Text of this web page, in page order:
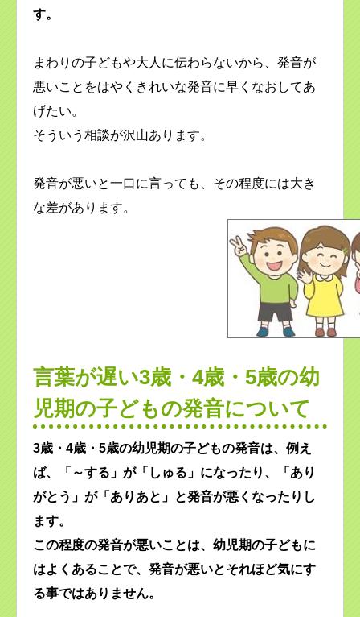
す。
まわりの子どもや大人に伝わらないから、発音が
悪いことをはやくきれいな発音に早くなおしてあ
げたい。
そういう相談が沢山あります。
発音が悪いと一口に言っても、その程度には大き
な差があります。
言葉が遅い3歳・4歳・5歳の幼
児期の子どもの発音について
3歳・4歳・5歳の幼児期の子どもの発音は、例え
ば、「～する」が「しゅる」になったり、「あり
がとう」が「ありあと」と発音が悪くなったりし
ます。
この程度の発音が悪いことは、幼児期の子どもに
はよくあることで、発音が悪いとそれほど気にす
る事ではありません。